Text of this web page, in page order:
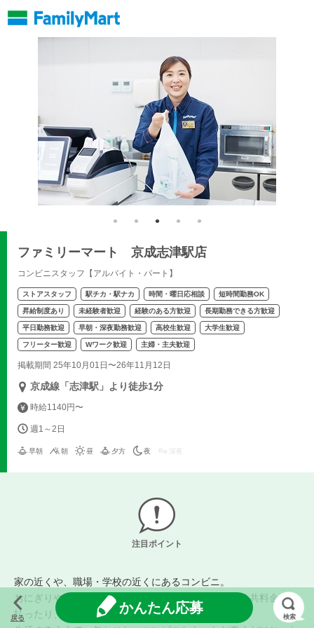
ファミリーマート 京成志津駅店
コンビニスタッフ【アルバイト・パート】
ストアスタッフ 駅チカ・駅ナカ 時間・曜日応相談 短時間勤務OK
昇給制度あり 未経験者歓迎 経験のある方歓迎 長期勤務できる方歓迎
平日勤務歓迎 早朝・深夜勤務歓迎 高校生歓迎 大学生歓迎
フリーター歓迎 Wワーク歓迎 主婦・主夫歓迎
掲載期間 25年10月01日〜26年11月12日
京成線「志津駅」より徒歩1分
時給1140円〜
週1～2日
早朝 朝 昼 夕方 夜 深夜
注目ポイント
家の近くや、職場・学校の近くにあるコンビニ。
おにぎりやお弁当を買ったり、日用品を買ったり、公共料金を支
払ったり、宅配便を頼んだり・・・。
戻る
かんたん応募
検索